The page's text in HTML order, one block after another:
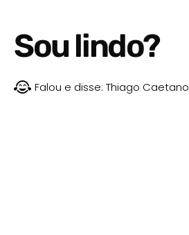
Sou lindo?
Falou e disse: Thiago Caetano